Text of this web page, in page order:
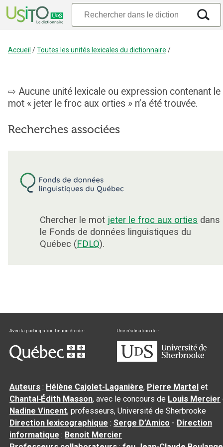
Accueil /Toutes les unités lexicales du dictionnaire /
Aucune unité lexicale ou expression contenant le
mot « jeter le froc aux orties » n’a été trouvée.
Recherches associées
Chercher le mot jeter le froc aux orties dans
le Fonds de données linguistiques du
Québec (FDLQ).
Auteurs : Hélène Cajolet-Laganière, Pierre Martel et
Chantal‑Édith Masson, avec le concours de Louis Mercier
Nadine Vincent, professeurs, Université de Sherbrooke
Direction lexicographique :Serge D’Amico - Direction
informatique : Benoit Mercier